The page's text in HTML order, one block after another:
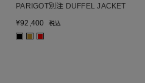
PARIGOT別注 DUFFEL JACKET
¥92,400 税込
■ ■ ■